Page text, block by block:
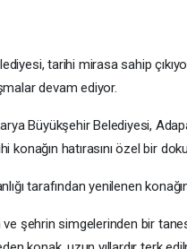
tarihi mirasa sahip
devam ediyor.
Büyükşehir Belediyesi,
konağın hatırasını özel bir
tarafından yenilenen
ve şehrin simgelerinden bir